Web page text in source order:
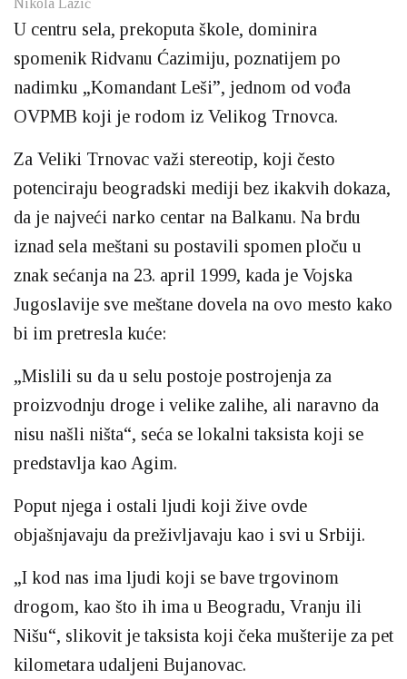
U centru sela, prekoputa škole, dominira
spomenik Ridvanu Ćazimiju, poznatijem po
nadimku „Komandant Leši”, jednom od vođa
OVPMB koji je rodom iz Velikog Trnovca.
Za Veliki Trnovac važi stereotip, koji često
potenciraju beogradski mediji bez ikakvih dokaza,
da je najveći narko centar na Balkanu. Na brdu
iznad sela meštani su postavili spomen ploču u
znak sećanja na 23. april 1999, kada je Vojska
Jugoslavije sve meštane dovela na ovo mesto kako
bi im pretresla kuće:
„Mislili su da u selu postoje postrojenja za
proizvodnju droge i velike zalihe, ali naravno da
nisu našli ništa“, seća se lokalni taksista koji se
predstavlja kao Agim.
Poput njega i ostali ljudi koji žive ovde
objašnjavaju da preživljavaju kao i svi u Srbiji.
„I kod nas ima ljudi koji se bave trgovinom
drogom, kao što ih ima u Beogradu, Vranju ili
Nišu“, slikovit je taksista koji čeka mušterije za pet
kilometara udaljeni Bujanovac.